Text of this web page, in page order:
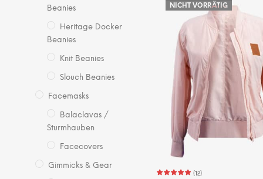
Beanies
Heritage Docker
Beanies
Knit Beanies
Slouch Beanies
Facemasks
Balaclavas /
Sturmhauben
Facecovers
Gimmicks & Gear
auf.
Die
auf
der
NICHT VORRÄTIG
(12)